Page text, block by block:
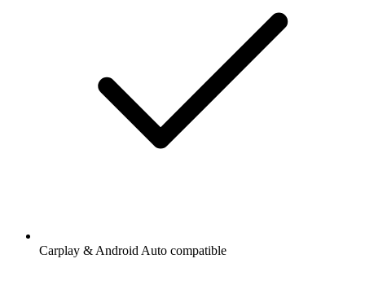
Carplay & Android Auto compatible